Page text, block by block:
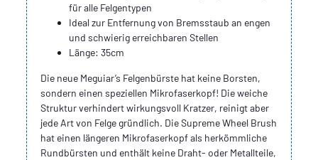
für alle Felgentypen
Ideal zur Entfernung von Bremsstaub an engen
und schwierig erreichbaren Stellen
Länge: 35cm
Die neue Meguiar’s Felgenbürste hat keine Borsten,
sondern einen speziellen Mikrofaserkopf! Die weiche
Struktur verhindert wirkungsvoll Kratzer, reinigt aber
jede Art von Felge gründlich. Die Supreme Wheel Brush
hat einen längeren Mikrofaserkopf als herkömmliche
Rundbürsten und enthält keine Draht- oder Metallteile,